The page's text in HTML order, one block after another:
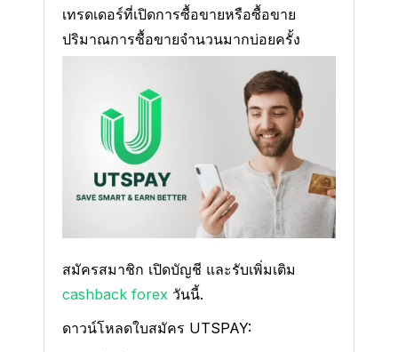
เทรดเดอร์ที่เปิดการซื้อขายหรือซื้อขาย
ปริมาณการซื้อขายจํานวนมากบ่อยครั้ง
สมัครสมาชิก เปิดบัญชี และรับเพิ่มเติม
cashback forex วันนี้.
ดาวน์โหลดใบสมัคร UTSPAY: